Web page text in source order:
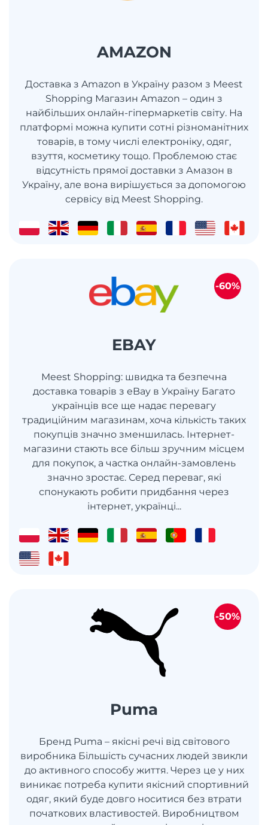
AMAZON
Доставка з Amazon в Україну разом з Meest
Shopping Магазин Amazon – один з
найбільших онлайн-гіпермаркетів світу. На
платформі можна купити сотні різноманітних
товарів, в тому числі електроніку, одяг,
взуття, косметику тощо. Проблемою стає
відсутність прямої доставки з Амазон в
Україну, але вона вирішується за допомогою
сервісу від Meest Shopping.
EBAY
Meest Shopping: швидка та безпечна
доставка товарів з eBay в Україну Багато
українців все ще надає перевагу
традиційним магазинам, хоча кількість таких
покупців значно зменшилась. Інтернет-
магазини стають все більш зручним місцем
для покупок, а частка онлайн-замовлень
значно зростає. Серед переваг, які
спонукають робити придбання через
інтернет, українці...
-60%
Puma
Бренд Puma – якісні речі від світового
виробника Більшість сучасних людей звикли
до активного способу життя. Через це у них
виникає потреба купити якісний спортивний
одяг, який буде довго носитися без втрати
початкових властивостей. Виробництвом
-50%